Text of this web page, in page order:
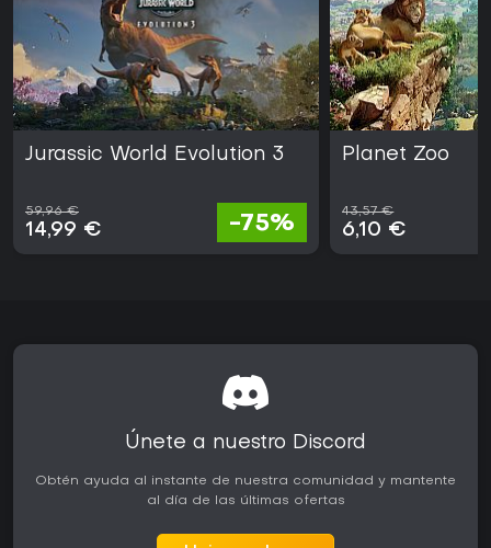
Jurassic World Evolution 3
59,96 €
14,99 € -75%
Planet Zoo
43,57 €
6,10 €
Únete a nuestro Discord
Obtén ayuda al instante de nuestra comunidad y mantente
al día de las últimas ofertas